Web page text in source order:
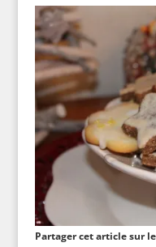
Partager cet article sur